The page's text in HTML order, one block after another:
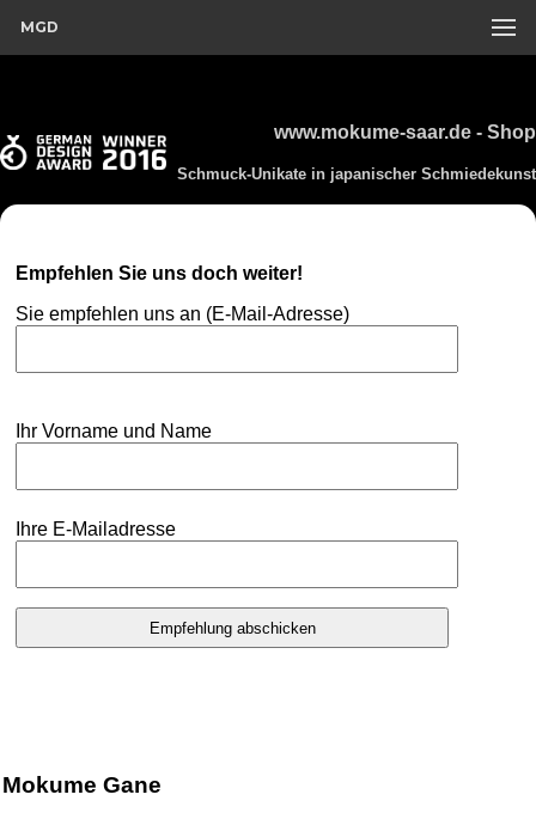
MGD
www.mokume-saar.de - Shop
Schmuck-Unikate in japanischer Schmiedekunst
Empfehlen Sie uns doch weiter!
Sie empfehlen uns an (E-Mail-Adresse)
Ihr Vorname und Name
Ihre E-Mailadresse
Mokume Gane